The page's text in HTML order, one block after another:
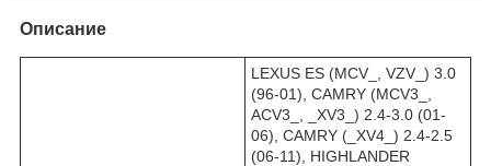
Описание
LEXUS ES (MCV_, VZV_) 3.0
(96-01), CAMRY (MCV3_,
ACV3_, _XV3_) 2.4-3.0 (01-
06), CAMRY (_XV4_) 2.4-2.5
(06-11), HIGHLANDER